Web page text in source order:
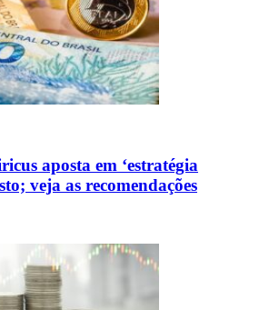
aposta em ‘estratégia
veja as recomendações